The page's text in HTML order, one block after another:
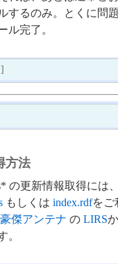
するのみ。とくに問
ル完了。
]
方法
の更新情報取得には、
もしくは index.rdfをご
豪傑アンテナ の LIRS
。